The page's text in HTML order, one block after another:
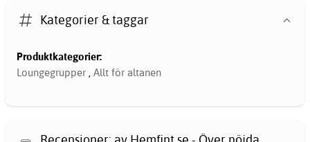
Kategorier & taggar
Produktkategorier:
Loungegrupper , Allt för altanen